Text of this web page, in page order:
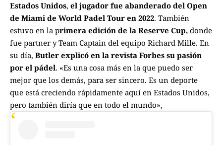
Estados Unidos, el jugador fue abanderado del Open
de Miami de World Padel Tour en 2022. También
estuvo en la primera edición de la Reserve Cup, donde
fue partner y Team Captain del equipo Richard Mille. En
su día, Butler explicó en la revista Forbes su pasión
por el pádel. «Es una cosa más en la que puedo ser
mejor que los demás, para ser sincero. Es un deporte
que está creciendo rápidamente aquí en Estados Unidos,
pero también diría que en todo el mundo»,